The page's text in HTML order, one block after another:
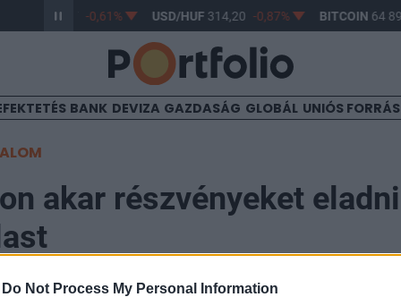
Do Not Process My Personal Information
363,17 -0,61% USD/HUF 314,20 -0,87% BITCOIN64
BANK DEVIZA GAZDASÁG GLOBÁL UNIÓS
akar részvényeket